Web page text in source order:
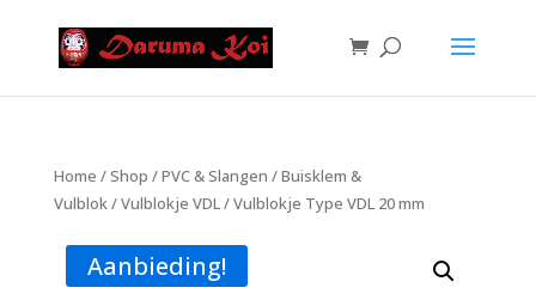
Home /Shop /PVC & Slangen /Buisklem &
Vulblok/Vulblokje VDL/ Vulblokje Type VDL 20 mm
Aanbieding!